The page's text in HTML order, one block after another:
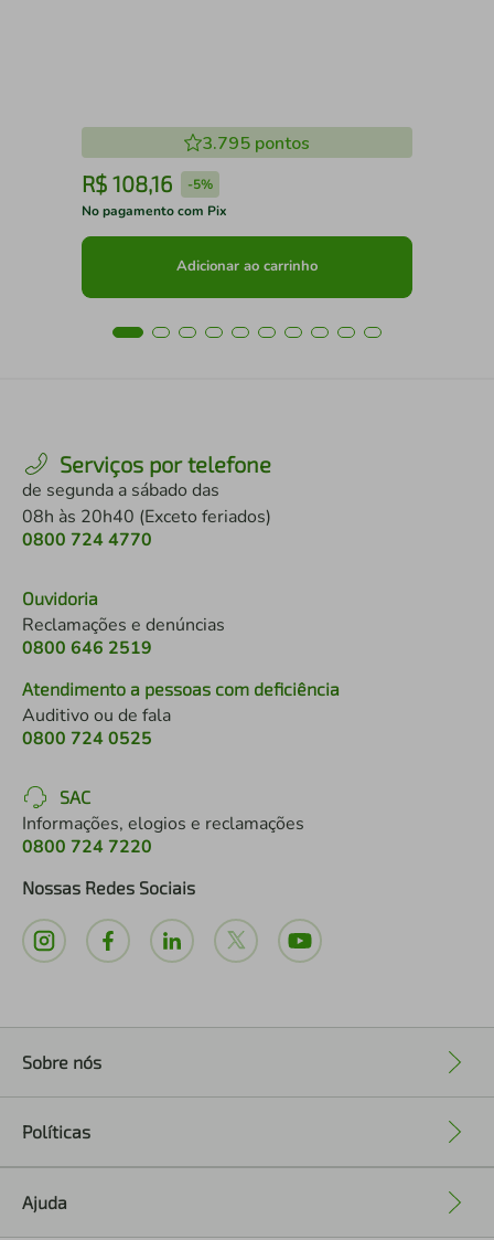
3.795 pontos
R$ 108,16 -5%
No pagamento com Pix
Adicionar ao carrinho
Serviços por telefone
de segunda a sábado das
08h às 20h40 (Exceto feriados)
0800 724 4770
Ouvidoria
Reclamações e denúncias
0800 646 2519
Atendimento a pessoas com deficiência
Auditivo ou de fala
0800 724 0525
SAC
Informações, elogios e reclamações
0800 724 7220
Nossas Redes Sociais
Sobre nós
Políticas
Ajuda